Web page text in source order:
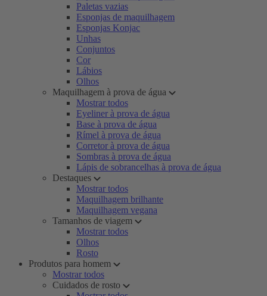
Paletas vazias
Esponjas de maquilhagem
Esponjas Konjac
Unhas
Conjuntos
Cor
Lábios
Olhos
Maquilhagem à prova de água
Mostrar todos
Eyeliner à prova de água
Base à prova de água
Rímel à prova de água
Corretor à prova de água
Sombras à prova de água
Lápis de sobrancelhas à prova de água
Destaques
Mostrar todos
Maquilhagem brilhante
Maquilhagem vegana
Tamanhos de viagem
Mostrar todos
Olhos
Rosto
Produtos para homem
Mostrar todos
Cuidados de rosto